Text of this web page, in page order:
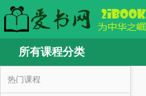
所有课程分类
热门课程